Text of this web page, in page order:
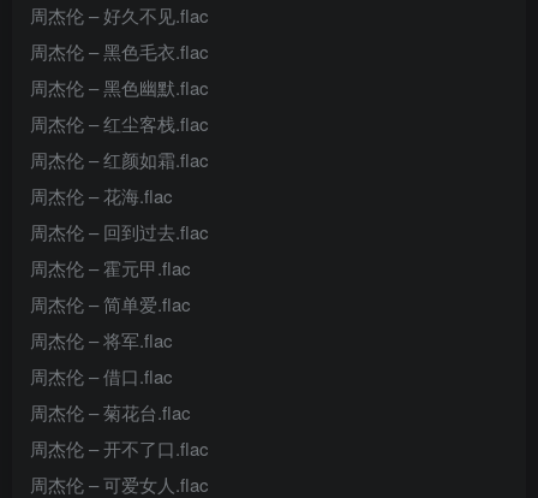
周杰伦 – 好久不见.flac
周杰伦 – 黑色毛衣.flac
周杰伦 – 黑色幽默.flac
周杰伦 – 红尘客栈.flac
周杰伦 – 红颜如霜.flac
周杰伦 – 花海.flac
周杰伦 – 回到过去.flac
周杰伦 – 霍元甲.flac
周杰伦 – 简单爱.flac
周杰伦 – 将军.flac
周杰伦 – 借口.flac
周杰伦 – 菊花台.flac
周杰伦 – 开不了口.flac
周杰伦 – 可爱女人.flac